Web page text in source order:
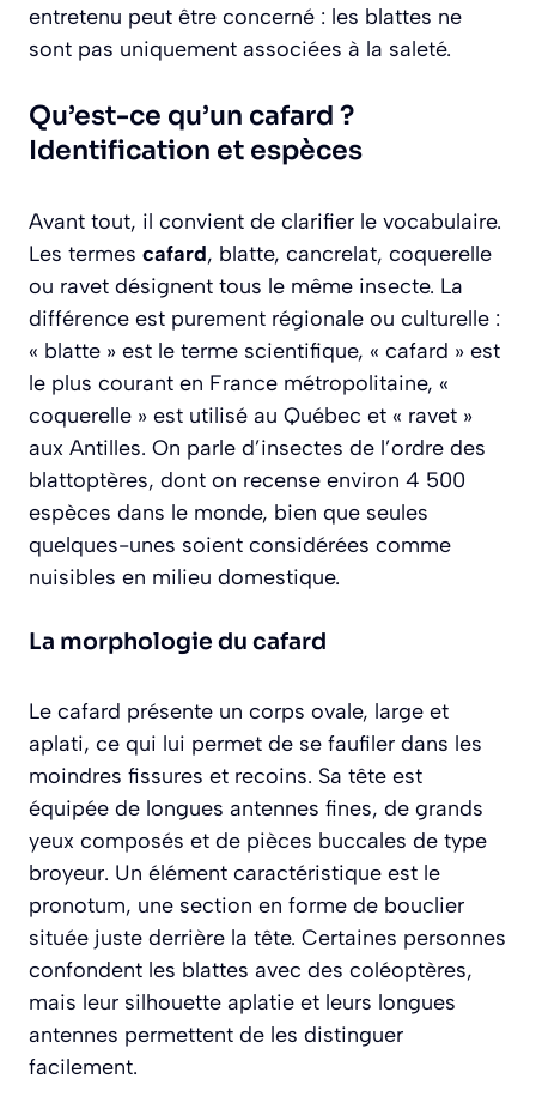
entretenu peut être concerné : les blattes ne
sont pas uniquement associées à la saleté.
Qu’est-ce qu’un cafard ?
Identification et espèces
Avant tout, il convient de clarifier le vocabulaire.
Les termes cafard, blatte, cancrelat, coquerelle
ou ravet désignent tous le même insecte. La
différence est purement régionale ou culturelle :
« blatte » est le terme scientifique, « cafard » est
le plus courant en France métropolitaine, «
coquerelle » est utilisé au Québec et « ravet »
aux Antilles. On parle d’insectes de l’ordre des
blattoptères, dont on recense environ 4 500
espèces dans le monde, bien que seules
quelques-unes soient considérées comme
nuisibles en milieu domestique.
La morphologie du cafard
Le cafard présente un corps ovale, large et
aplati, ce qui lui permet de se faufiler dans les
moindres fissures et recoins. Sa tête est
équipée de longues antennes fines, de grands
yeux composés et de pièces buccales de type
broyeur. Un élément caractéristique est le
pronotum, une section en forme de bouclier
située juste derrière la tête. Certaines personnes
confondent les blattes avec des coléoptères,
mais leur silhouette aplatie et leurs longues
antennes permettent de les distinguer
facilement.